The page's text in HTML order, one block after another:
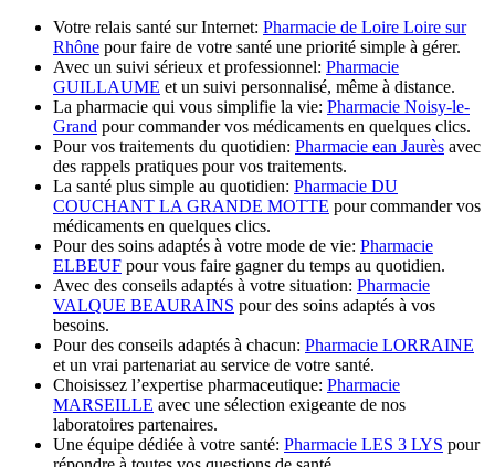
Votre relais santé sur Internet: Pharmacie de Loire Loire sur
Rhône pour faire de votre santé une priorité simple à gérer.
Avec un suivi sérieux et professionnel: Pharmacie
GUILLAUME et un suivi personnalisé, même à distance.
La pharmacie qui vous simplifie la vie: Pharmacie Noisy-le-
Grand pour commander vos médicaments en quelques clics.
Pour vos traitements du quotidien: Pharmacie ean Jaurès avec
des rappels pratiques pour vos traitements.
La santé plus simple au quotidien: Pharmacie DU
COUCHANT LA GRANDE MOTTE pour commander vos
médicaments en quelques clics.
Pour des soins adaptés à votre mode de vie: Pharmacie
ELBEUF pour vous faire gagner du temps au quotidien.
Avec des conseils adaptés à votre situation: Pharmacie
VALQUE BEAURAINS pour des soins adaptés à vos
besoins.
Pour des conseils adaptés à chacun: Pharmacie LORRAINE
et un vrai partenariat au service de votre santé.
Choisissez l’expertise pharmaceutique: Pharmacie
MARSEILLE avec une sélection exigeante de nos
laboratoires partenaires.
Une équipe dédiée à votre santé: Pharmacie LES 3 LYS pour